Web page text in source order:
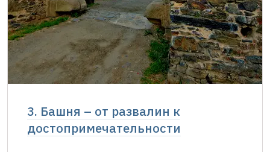
3. Башня – от развалин к
достопримечательности